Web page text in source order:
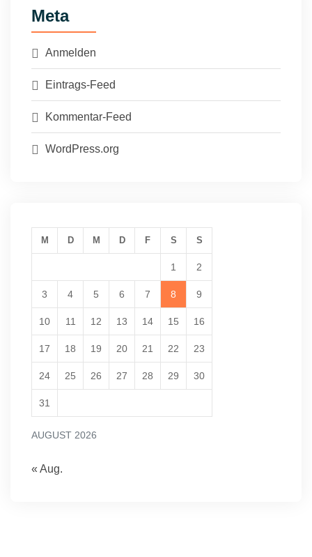
Meta
Anmelden
Eintrags-Feed
Kommentar-Feed
WordPress.org
AUGUST 2026
M D M D F S S
1 2
3 4 5 6 7 8 9
10 11 12 13 14 15 16
17 18 19 20 21 22 23
24 25 26 27 28 29 30
31
« Aug.